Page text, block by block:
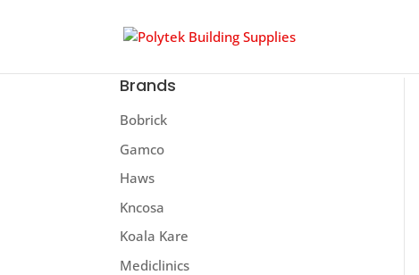
Brands
Bobrick
Gamco
Haws
Kncosa
Koala Kare
Mediclinics